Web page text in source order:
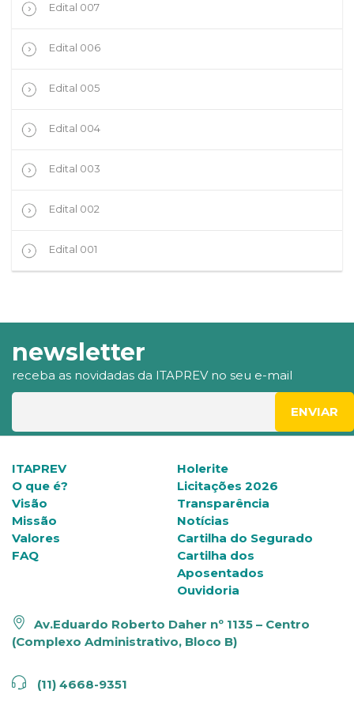
Edital 007
Edital 006
Edital 005
Edital 004
Edital 003
Edital 002
Edital 001
newsletter
receba as novidadas da ITAPREV no seu e-mail
ITAPREV
O que é?
Visão
Missão
Valores
FAQ
Holerite
Licitações 2026
Transparência
Notícias
Cartilha do Segurado
Cartilha dos
Aposentados
Ouvidoria
Av.Eduardo Roberto Daher nº 1135 – Centro
(Complexo Administrativo, Bloco B)
(11) 4668-9351